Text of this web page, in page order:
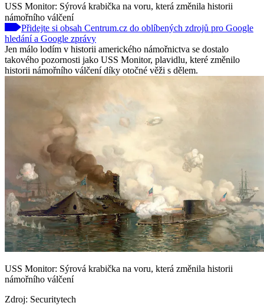
USS Monitor: Sýrová krabička na voru, která změnila historii
námořního válčení
Přidejte si obsah Centrum.cz do oblíbených zdrojů pro Google
hledání a Google zprávy
Jen málo lodím v historii amerického námořnictva se dostalo
takového pozornosti jako USS Monitor, plavidlu, které změnilo
historii námořního válčení díky otočné věži s dělem.
USS Monitor: Sýrová krabička na voru, která změnila historii
námořního válčení
Zdroj: Securitytech